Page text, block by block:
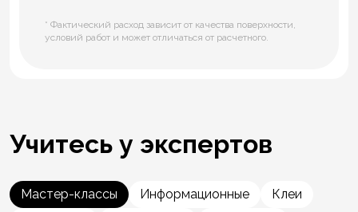
* Фактический расход зависит от качества поверхности,
условий работ и может отличаться от расчетного.
Учитесь у экспертов
Мастер-классы Информационные
Клеи